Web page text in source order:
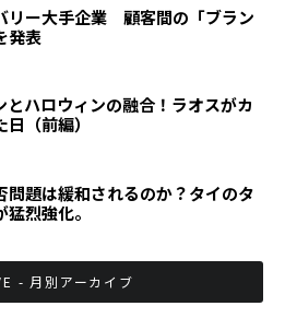
リー大手企業 顧客間の「ブラン
発表
とハロウィンの融合！ラオスがカ
（前編）
問題は緩和されるのか？タイのタ
烈強化。
- 月別アーカイブ